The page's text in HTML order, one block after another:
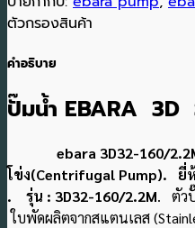
ตัวกรองสินค้า
คำอธิบาย
ปั๊มน้ำ EBARA 3D
ebara 3D32-160/
โข่ง(Centrifugal Pump). ยี่ห้
. รุ่น : 3D32-160/2.2M. ตัวปั๊
ใบพัดผลิตจากสแตนเลส